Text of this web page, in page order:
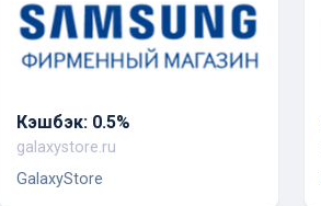
Кэшбэк: 0.5%
galaxystore.ru
GalaxyStore